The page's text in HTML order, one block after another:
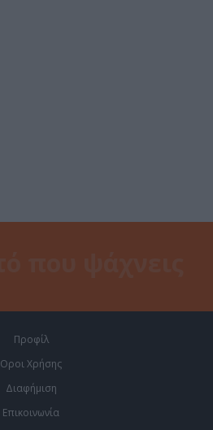
Προφίλ
Οροι Χρήσης
Διαφήμιση
Επικοινωνία